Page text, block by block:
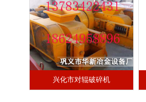
兴化市对辊破碎机